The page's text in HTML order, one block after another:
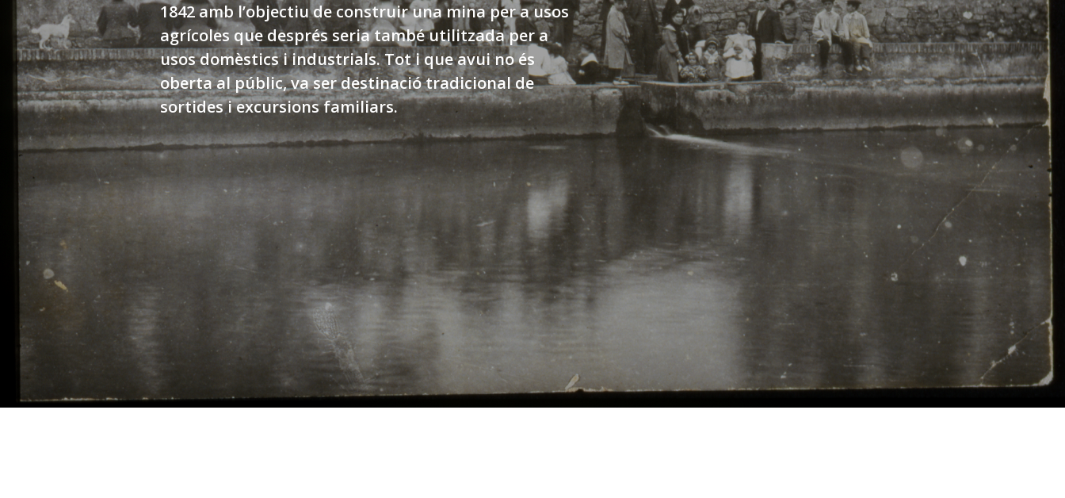
1842 amb l’objectiu de construir una mina per a usos
agrícoles que després seria també utilitzada per a
usos domèstics i industrials. Tot i que avui no és
oberta al públic, va ser destinació tradicional de
sortides i excursions familiars.